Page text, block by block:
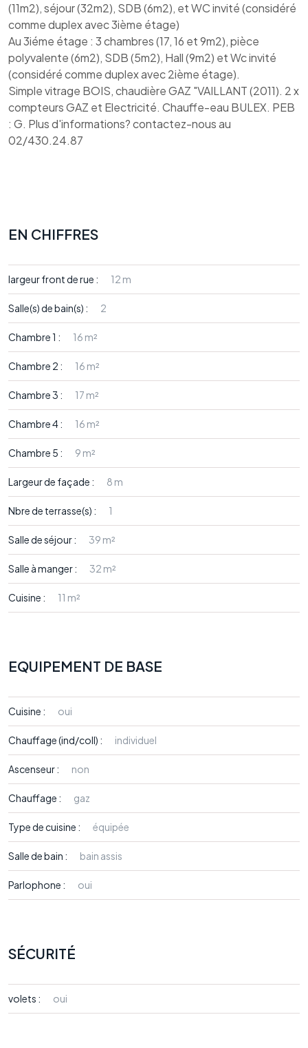
(11m2), séjour (32m2), SDB (6m2), et WC invité (considéré
comme duplex avec 3ième étage)
Au 3iéme étage : 3 chambres (17, 16 et 9m2), pièce
polyvalente (6m2), SDB (5m2), Hall (9m2) et Wc invité
(considéré comme duplex avec 2ième étage).
Simple vitrage BOIS, chaudière GAZ "VAILLANT (2011). 2 x
compteurs GAZ et Electricité. Chauffe-eau BULEX. PEB
: G. Plus d'informations? contactez-nous au
02/430.24.87
EN CHIFFRES
largeur front de rue : 12 m
Salle(s) de bain(s) : 2
Chambre 1 : 16 m²
Chambre 2 : 16 m²
Chambre 3 : 17 m²
Chambre 4 : 16 m²
Chambre 5 : 9 m²
Largeur de façade : 8 m
Nbre de terrasse(s) : 1
Salle de séjour : 39 m²
Salle à manger : 32 m²
Cuisine : 11 m²
EQUIPEMENT DE BASE
Cuisine : oui
Chauffage (ind/coll) : individuel
Ascenseur : non
Chauffage : gaz
Type de cuisine : équipée
Salle de bain : bain assis
Parlophone : oui
SÉCURITÉ
volets : oui